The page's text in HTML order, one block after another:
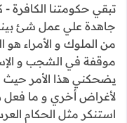
تبقي حكومتنا
جاهدة علي عمل شئ
من الملوك و الأمراء
موقفة في الشجب و
يضحكني هذا الأمر حيث
لأغراض أخري و ما فعل
استنكر مثل الحكام